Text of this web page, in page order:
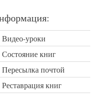
Видео-уроки
Состояние книг
Пересылка почтой
Реставрация книг